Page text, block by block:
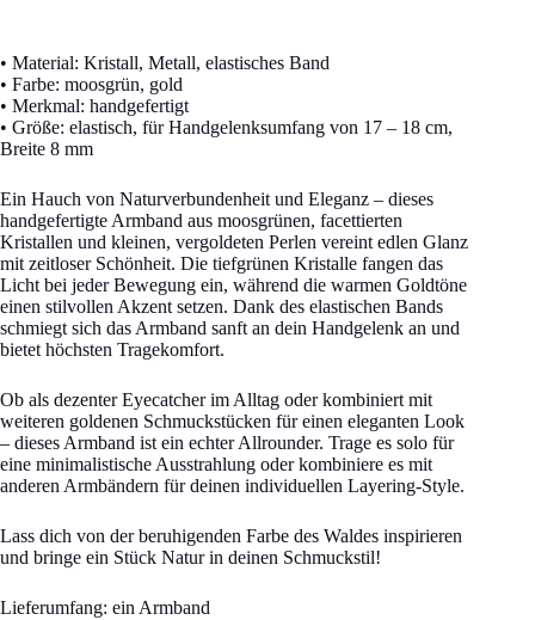
• Material: Kristall, Metall, elastisches Band
• Farbe: moosgrün, gold
• Merkmal: handgefertigt
• Größe: elastisch, für Handgelenksumfang von 17 – 18 cm,
Breite 8 mm
Ein Hauch von Naturverbundenheit und Eleganz – dieses
handgefertigte Armband aus moosgrünen, facettierten
Kristallen und kleinen, vergoldeten Perlen vereint edlen Glanz
mit zeitloser Schönheit. Die tiefgrünen Kristalle fangen das
Licht bei jeder Bewegung ein, während die warmen Goldtöne
einen stilvollen Akzent setzen. Dank des elastischen Bands
schmiegt sich das Armband sanft an dein Handgelenk an und
bietet höchsten Tragekomfort.
Ob als dezenter Eyecatcher im Alltag oder kombiniert mit
weiteren goldenen Schmuckstücken für einen eleganten Look
– dieses Armband ist ein echter Allrounder. Trage es solo für
eine minimalistische Ausstrahlung oder kombiniere es mit
anderen Armbändern für deinen individuellen Layering-Style.
Lass dich von der beruhigenden Farbe des Waldes inspirieren
und bringe ein Stück Natur in deinen Schmuckstil!
Lieferumfang: ein Armband